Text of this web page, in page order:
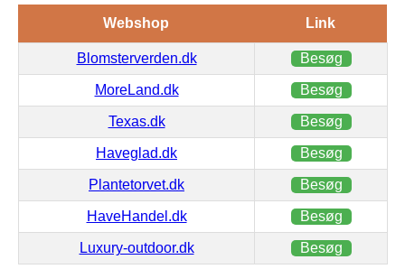
Webshop Link
Blomsterverden.dk Besøg
MoreLand.dk Besøg
Texas.dk Besøg
Haveglad.dk Besøg
Plantetorvet.dk Besøg
HaveHandel.dk Besøg
Luxury-outdoor.dk Besøg